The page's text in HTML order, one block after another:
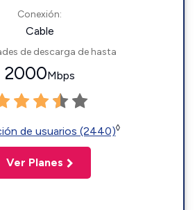
Conexión:
Cable
de descarga de hasta
2000Mbps
de usuarios (2440)◊
Ver Planes